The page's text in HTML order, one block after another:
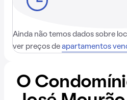
Ainda não temos dados sobre
ver preços de apartamentos
O